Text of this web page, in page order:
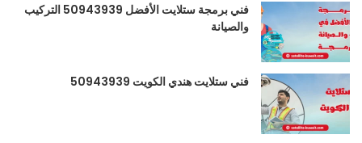
فني برمجة ستلايت الأفضل 50943939 التركيب
والصيانة
فني ستلايت هندي الكويت 50943939